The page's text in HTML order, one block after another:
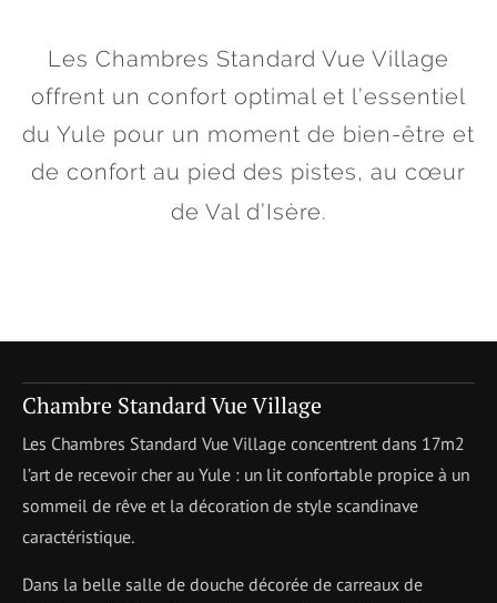
Les Chambres Standard Vue Village
offrent un confort optimal et l’essentiel
du Yule pour un moment de bien-être et
de confort au pied des pistes, au cœur
de Val d’Isère.
Chambre Standard Vue Village
Les Chambres Standard Vue Village concentrent dans 17m2
l’art de recevoir cher au Yule : un lit confortable propice à un
sommeil de rêve et la décoration de style scandinave
caractéristique.
Dans la belle salle de douche décorée de carreaux de